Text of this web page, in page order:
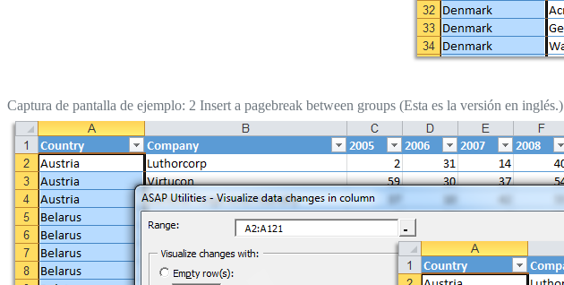
Captura de pantalla de ejemplo: 2 Insert a pagebreak between groups (Esta es la versión en inglés.)